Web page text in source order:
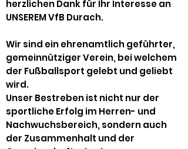
herzlichen Dank für Ihr Interesse an
UNSEREM VfB Durach.
Wir sind ein ehrenamtlich geführter,
gemeinnütziger Verein, bei welchem
der Fußballsport gelebt und geliebt
wird.
Unser Bestreben ist nicht nur der
sportliche Erfolg im Herren- und
Nachwuchsbereich, sondern auch
der Zusammenhalt und der